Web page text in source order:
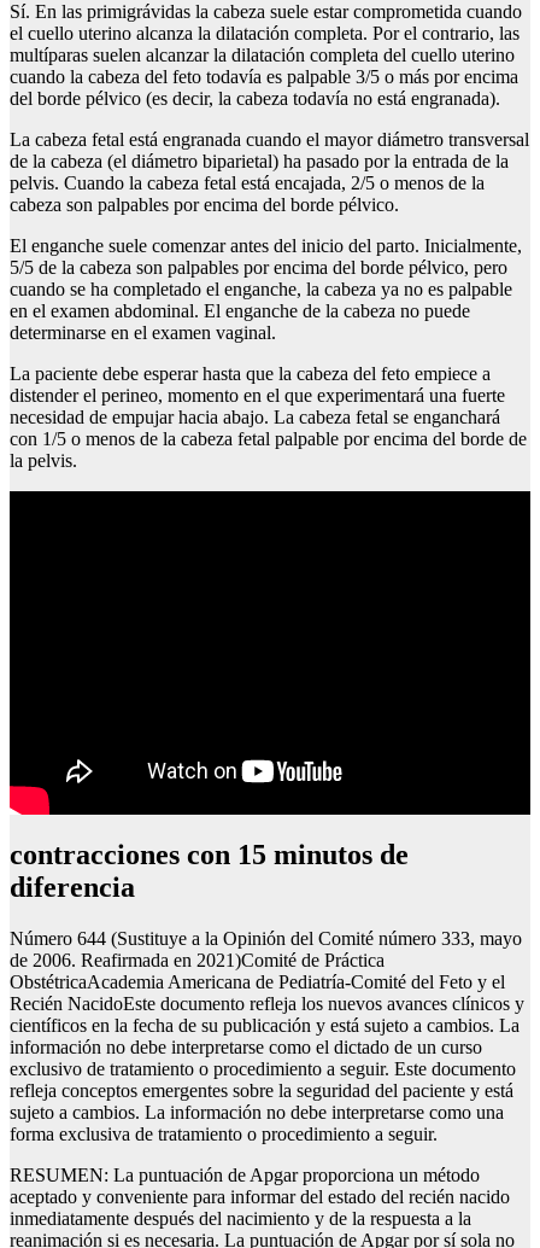
Sí. En las primigrávidas la cabeza suele estar comprometida cuando
el cuello uterino alcanza la dilatación completa. Por el contrario, las
multíparas suelen alcanzar la dilatación completa del cuello uterino
cuando la cabeza del feto todavía es palpable 3/5 o más por encima
del borde pélvico (es decir, la cabeza todavía no está engranada).
La cabeza fetal está engranada cuando el mayor diámetro transversal
de la cabeza (el diámetro biparietal) ha pasado por la entrada de la
pelvis. Cuando la cabeza fetal está encajada, 2/5 o menos de la
cabeza son palpables por encima del borde pélvico.
El enganche suele comenzar antes del inicio del parto. Inicialmente,
5/5 de la cabeza son palpables por encima del borde pélvico, pero
cuando se ha completado el enganche, la cabeza ya no es palpable
en el examen abdominal. El enganche de la cabeza no puede
determinarse en el examen vaginal.
La paciente debe esperar hasta que la cabeza del feto empiece a
distender el perineo, momento en el que experimentará una fuerte
necesidad de empujar hacia abajo. La cabeza fetal se enganchará
con 1/5 o menos de la cabeza fetal palpable por encima del borde de
la pelvis.
contracciones con 15 minutos de
diferencia
Número 644 (Sustituye a la Opinión del Comité número 333, mayo
de 2006. Reafirmada en 2021)Comité de Práctica
ObstétricaAcademia Americana de Pediatría-Comité del Feto y el
Recién NacidoEste documento refleja los nuevos avances clínicos y
científicos en la fecha de su publicación y está sujeto a cambios. La
información no debe interpretarse como el dictado de un curso
exclusivo de tratamiento o procedimiento a seguir. Este documento
refleja conceptos emergentes sobre la seguridad del paciente y está
sujeto a cambios. La información no debe interpretarse como una
forma exclusiva de tratamiento o procedimiento a seguir.
RESUMEN: La puntuación de Apgar proporciona un método
aceptado y conveniente para informar del estado del recién nacido
inmediatamente después del nacimiento y de la respuesta a la
reanimación si es necesaria. La puntuación de Apgar por sí sola no